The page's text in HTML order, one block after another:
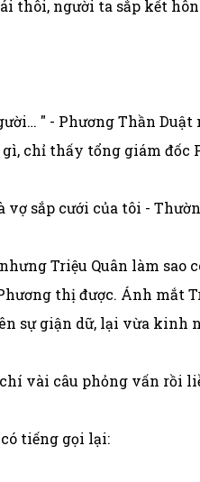
thôi, người ta sắp kết
" - Phương Thần
chỉ thấy tổng giám đốc
sắp cưới của tôi -
Triệu Quân làm
thị được. Ánh mắt
sự giận dữ, lại vừa kinh
vài câu phỏng vấn rồi
tiếng gọi lại: